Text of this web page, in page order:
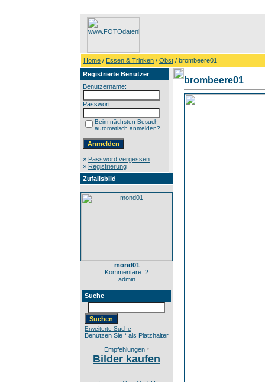
Home / Essen & Trinken / Obst / brombeere01
Registrierte Benutzer
Benutzername:
Passwort:
Beim nächsten Besuch
automatisch anmelden?
» Password vergessen
» Registrierung
Zufallsbild
mond01
Kommentare: 2
admin
Suche
Erweiterte Suche
Benutzen Sie * als Platzhalter
Empfehlungen *
Bilder kaufen
brombeere01